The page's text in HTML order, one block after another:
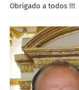
Obrigado a todos !!!